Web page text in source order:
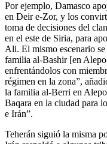
Por ejemplo, Damasco
en Deir e-Zor, y los
toma de decisiones del
en el este de Siria, para
Ali. El mismo escenario
familia al-Bashir [en
enfrentándolos con
régimen en la zona”,
la familia al-Berri en
Baqara en la ciudad para
e Irán”.
Teherán siguió la misma